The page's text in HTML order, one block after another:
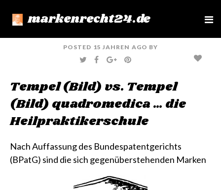
markenrecht24.de
e
POSTED 15 JAHREN AGO BY
T
W
T
E
F
A
B
O
O
G
O
E
P
I
E
R
S
T
Tempel (Bild) vs. Tempel
(Bild) quadromedica … die
Heilpraktikerschule
Nach Auffassung des Bundespatentgerichts
(BPatG) sind die sich gegenüberstehenden Marken